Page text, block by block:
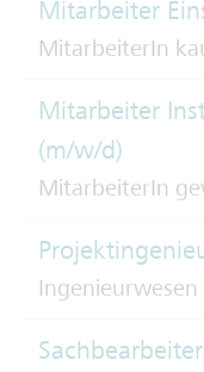
Mitarbeiter
MitarbeiterIn
Mitarbeiter
(m/w/d)
MitarbeiterIn
Ingenieurwesen